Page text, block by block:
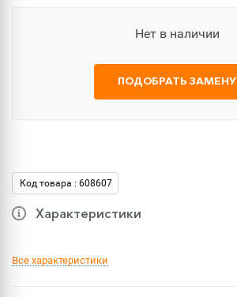
Нет в наличии
ПОДОБРАТЬ ЗАМЕНУ
Код товара : 608607
Характеристики
Все характеристики